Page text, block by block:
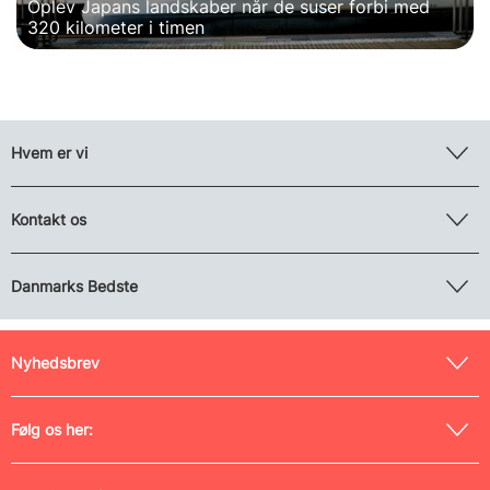
Oplev Japans landskaber når de suser forbi med
320 kilometer i timen
Hvem er vi
Kontakt os
Danmarks Bedste
Nyhedsbrev
Følg os her: